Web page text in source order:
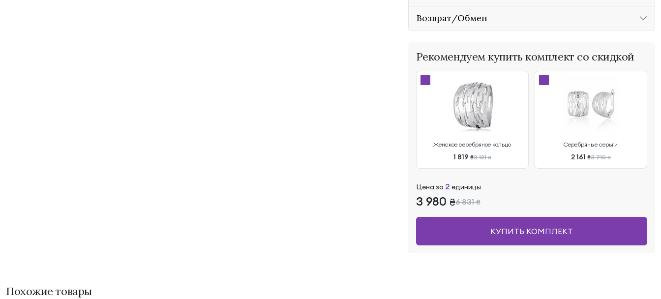
Возврат/Обмен
Рекомендуем купить комплект со скидкой
Женское серебряное кольцо
1 819 ₴3 121₴
Серебряные серьги
2 161 ₴3 710₴
Цена за 2 единицы
3 980 ₴6 831₴
КУПИТЬ КОМПЛЕКТ
Похожие товары